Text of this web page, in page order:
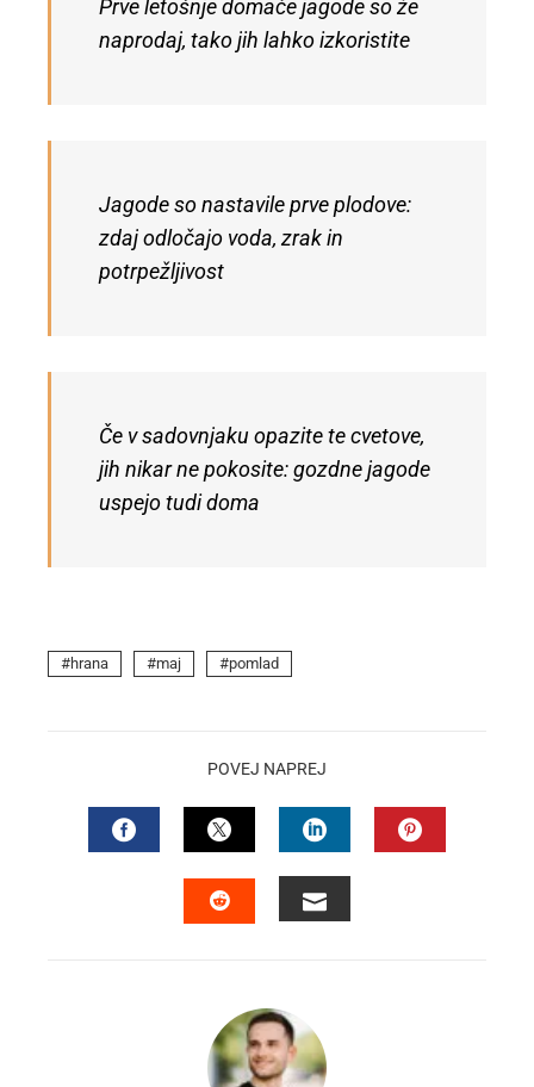
Prve letošnje domače jagode so že
naprodaj, tako jih lahko izkoristite
Jagode so nastavile prve plodove:
zdaj odločajo voda, zrak in
potrpežljivost
Če v sadovnjaku opazite te cvetove,
jih nikar ne pokosite: gozdne jagode
uspejo tudi doma
hrana maj pomlad
POVEJ NAPREJ
FACEBOOKTWITTERLINKEDIN